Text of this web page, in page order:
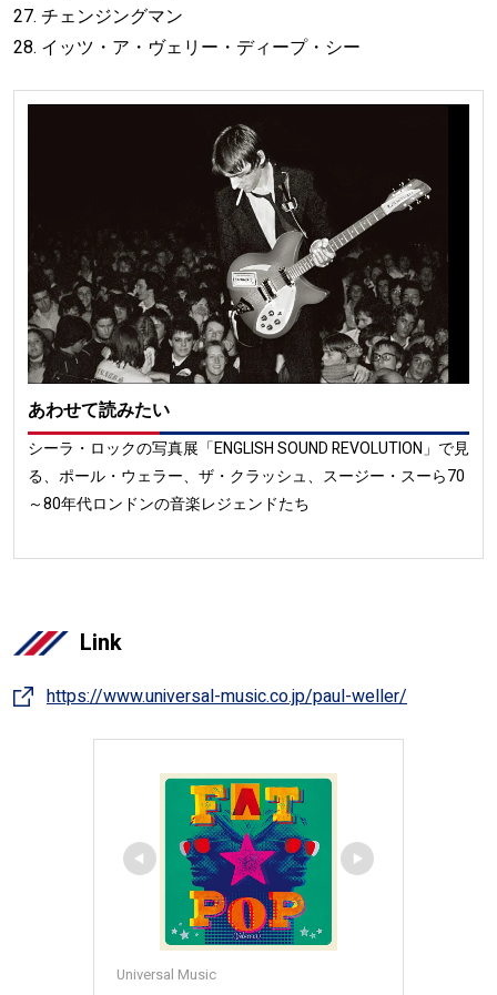
27. チェンジングマン
28. イッツ・ア・ヴェリー・ディープ・シー
あわせて読みたい
シーラ・ロックの写真展「ENGLISH SOUND REVOLUTION」で見
る、ポール・ウェラー、ザ・クラッシュ、スージー・スーら70
～80年代ロンドンの音楽レジェンドたち
Link
https://www.universal-music.co.jp/paul-weller/
Universal Music